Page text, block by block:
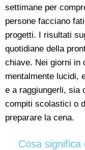
settimane per
persone facciano
progetti. I risultati
quotidiane della
chiave. Nei giorni in
mentalmente lucidi,
e a raggiungerli, sia
compiti scolastici o
preparare la cena.
Cosa significa